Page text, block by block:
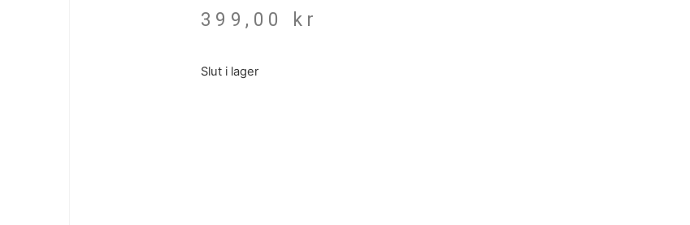
399,00 kr
Slut i lager